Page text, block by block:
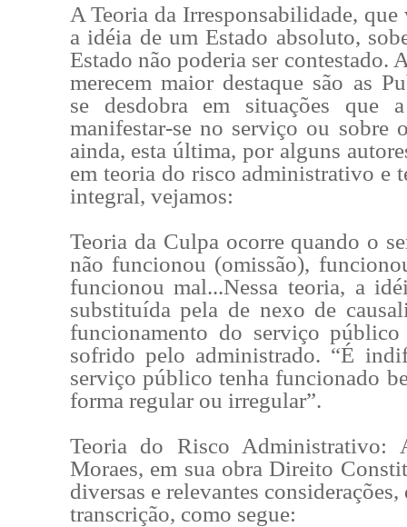
A Teoria da Irresponsabilidade, que
a idéia de um Estado absoluto,
Estado não poderia ser contestado.
merecem maior destaque são as
se desdobra em situações que
manifestar-se no serviço ou sobre
ainda, esta última, por alguns
em teoria do risco administrativo e
integral, vejamos:
Teoria da Culpa ocorre quando o
não funcionou (omissão),
funcionou mal...Nessa teoria, a
substituída pela de nexo de
funcionamento do serviço
sofrido pelo administrado. “É
serviço público tenha funcionado
forma regular ou irregular”.
Teoria do Risco Administrativo:
Moraes, em sua obra Direito
diversas e relevantes
transcrição, como segue: